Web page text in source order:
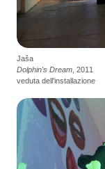
Jaša
Dolphin's Dream , 2011
veduta dell'installazione